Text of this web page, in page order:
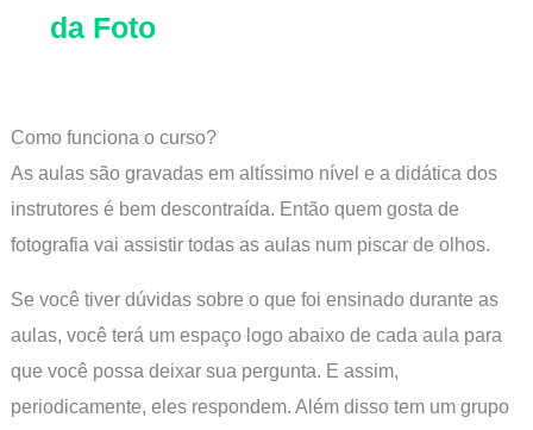
da Foto
Como funciona o curso?
As aulas são gravadas em altíssimo nível e a didática dos
instrutores é bem descontraída. Então quem gosta de
fotografia vai assistir todas as aulas num piscar de olhos.
Se você tiver dúvidas sobre o que foi ensinado durante as
aulas, você terá um espaço logo abaixo de cada aula para
que você possa deixar sua pergunta. E assim,
periodicamente, eles respondem. Além disso tem um grupo